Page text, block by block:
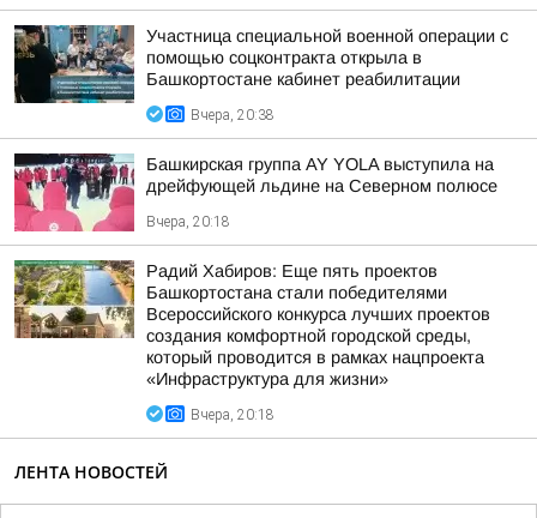
Участница специальной военной операции с
помощью соцконтракта открыла в
Башкортостане кабинет реабилитации
Вчера, 20:38
Башкирская группа AY YOLA выступила на
дрейфующей льдине на Северном полюсе
Вчера, 20:18
Радий Хабиров: Еще пять проектов
Башкортостана стали победителями
Всероссийского конкурса лучших проектов
создания комфортной городской среды,
который проводится в рамках нацпроекта
«Инфраструктура для жизни»
Вчера, 20:18
ЛЕНТА НОВОСТЕЙ